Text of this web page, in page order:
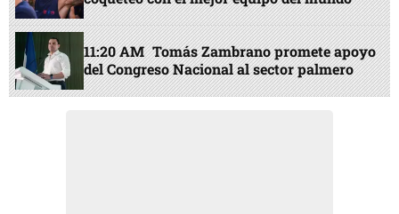
11:20 AM Tomás Zambrano promete apoyo
del Congreso Nacional al sector palmero